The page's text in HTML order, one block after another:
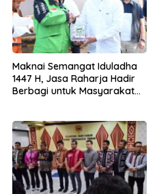
Maknai Semangat Iduladha
1447 H, Jasa Raharja Hadir
Berbagi untuk Masyarakat